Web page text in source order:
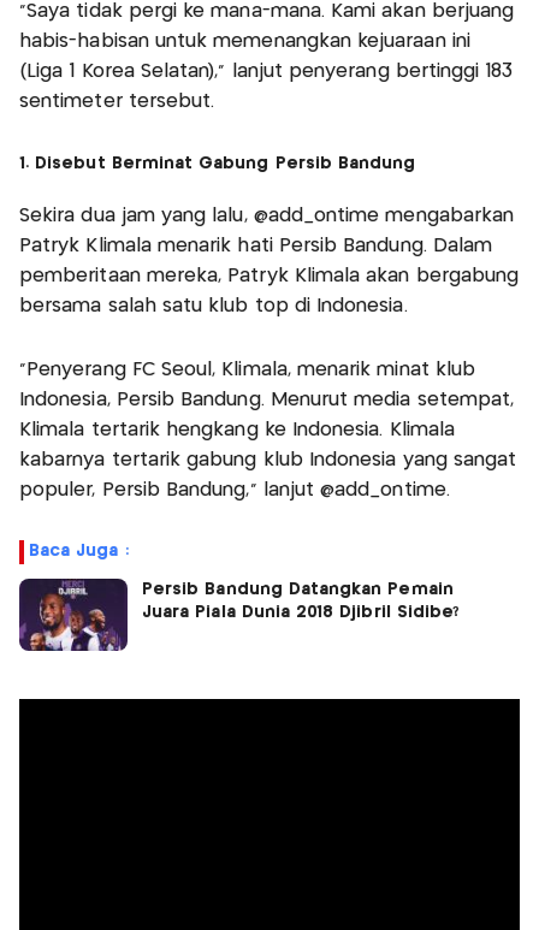
“Saya tidak pergi ke mana-mana. Kami akan berjuang
habis-habisan untuk memenangkan kejuaraan ini
(Liga 1 Korea Selatan),” lanjut penyerang bertinggi 183
sentimeter tersebut.
1. Disebut Berminat Gabung Persib Bandung
Sekira dua jam yang lalu, @add_ontime mengabarkan
Patryk Klimala menarik hati Persib Bandung. Dalam
pemberitaan mereka, Patryk Klimala akan bergabung
bersama salah satu klub top di Indonesia.
“Penyerang FC Seoul, Klimala, menarik minat klub
Indonesia, Persib Bandung. Menurut media setempat,
Klimala tertarik hengkang ke Indonesia. Klimala
kabarnya tertarik gabung klub Indonesia yang sangat
populer, Persib Bandung,” lanjut @add_ontime.
Baca Juga :
Persib Bandung Datangkan Pemain
Juara Piala Dunia 2018 Djibril Sidibe?